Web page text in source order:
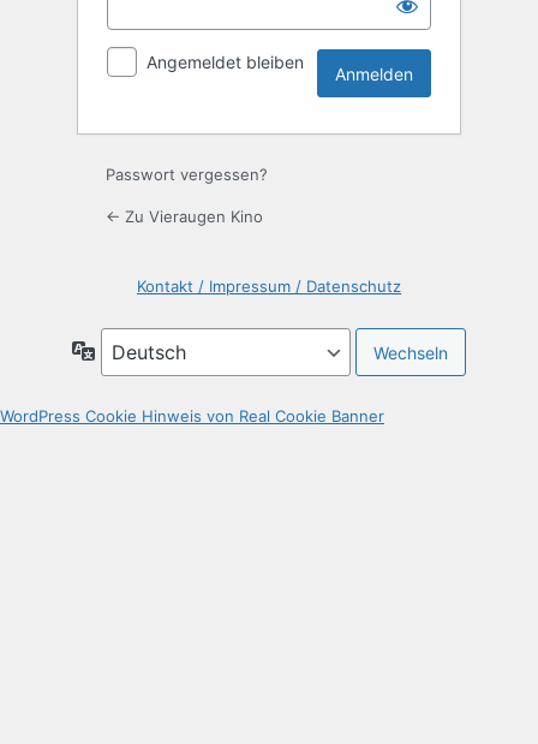
Angemeldet bleiben
Passwort vergessen?
← Zu Vieraugen Kino
Kontakt / Impressum / Datenschutz
Sprache
WordPress Cookie Hinweis von Real Cookie Banner